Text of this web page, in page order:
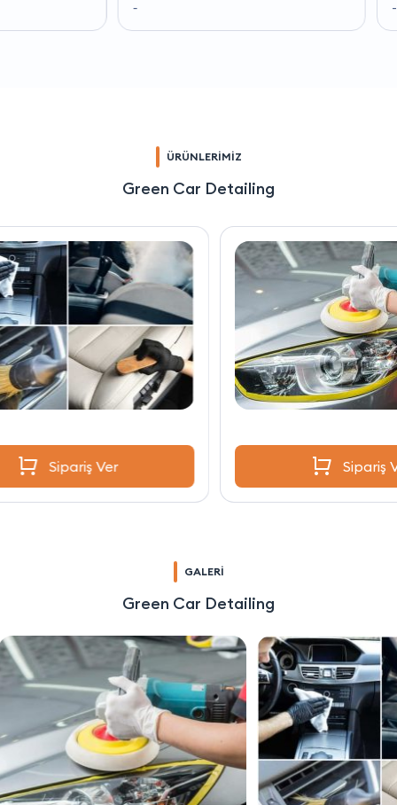
ÜRÜNLERİMİZ
Green Car Detailing
GALERİ
Green Car Detailing